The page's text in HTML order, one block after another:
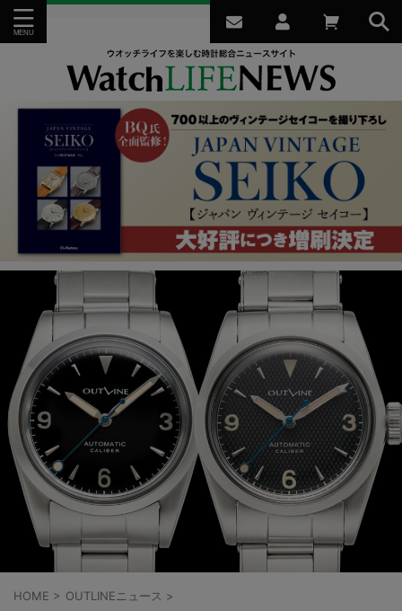
HOME > OUTLINEニュース >